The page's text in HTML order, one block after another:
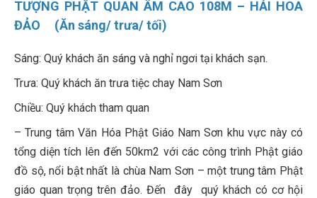
TƯỢNG PHẬT QUAN ÂM CAO 108M – HẢI HOA
ĐẢO (Ăn sáng/ trưa/ tối)
Sáng: Quý khách ăn sáng và nghỉ ngơi tại khách sạn.
Trưa: Quý khách ăn trưa tiệc chay Nam Sơn
Chiều: Quý khách tham quan
– Trung tâm Văn Hóa Phật Giáo Nam Sơn khu vực này có
tổng diện tích lên đến 50km2 với các công trình Phật giáo
đồ sộ, nổi bật nhất là chùa Nam Sơn – một trung tâm Phật
giáo quan trọng trên đảo. Đến đây quý khách có cơ hội